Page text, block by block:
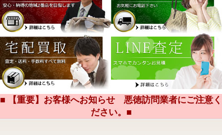
■ 【重要】お客様へお知らせ 悪徳訪問業者にご注意く
ださい。■